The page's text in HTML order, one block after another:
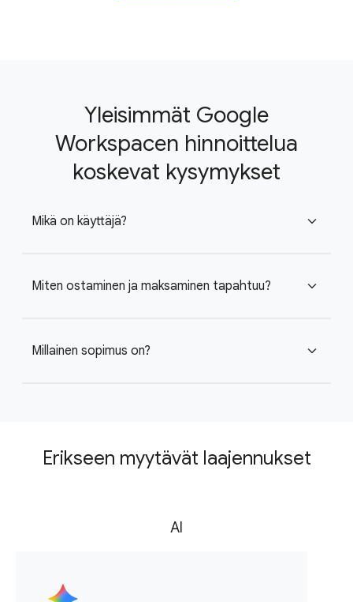
Yleisimmät Google
Workspacen hinnoittelua
koskevat kysymykset
Mikä on käyttäjä? expand_more
Miten ostaminen ja maksaminen tapahtuu? expand_more
Millainen sopimus on? expand_more
Erikseen myytävät laajennukset
AI